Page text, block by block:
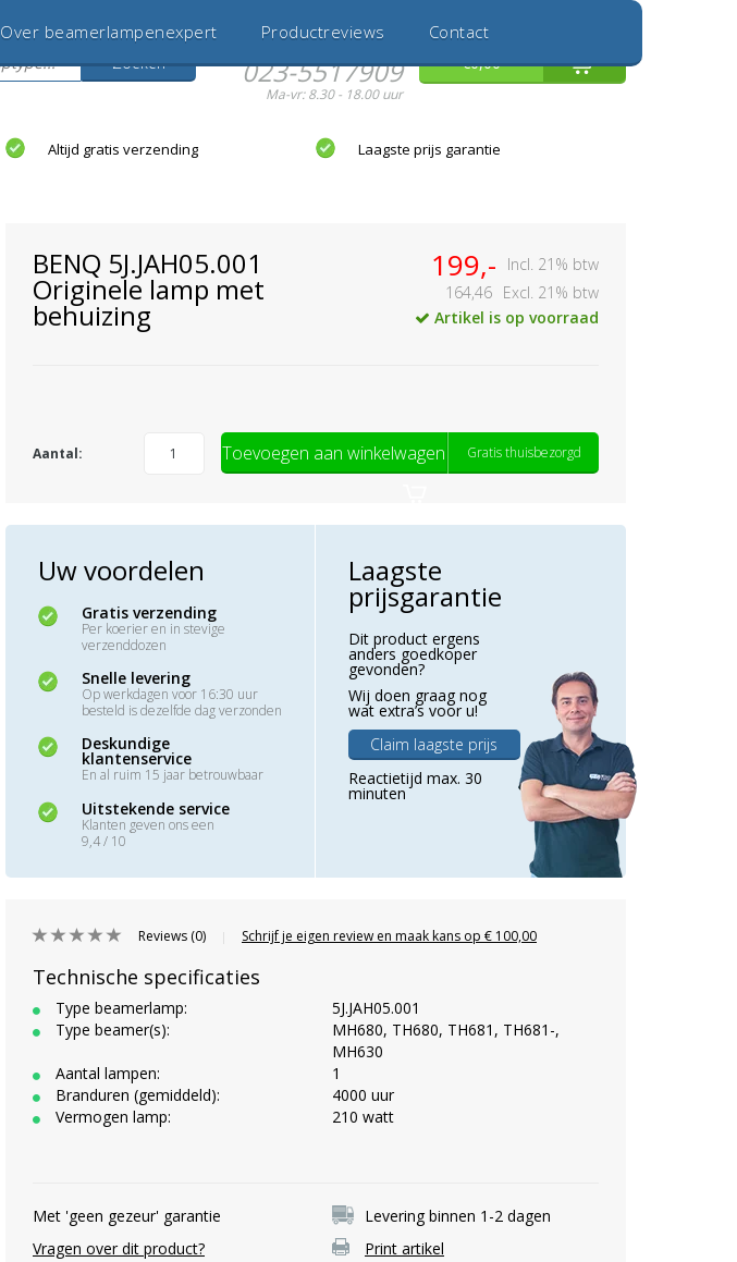
Inloggen
Zoeken
Hulp nodig?
023-5517909
Ma-vr: 8.30 - 18.00 uur
€0,00
Over beamerlampenexpert Productreviews Contact
Altijd gratis verzending Laagste prijs garantie
BENQ 5J.JAH05.001
Originele lamp met
behuizing
199,-
Incl. 21% btw
164,46 Excl. 21% btw
Artikel is op voorraad
Aantal: Toevoegen aan winkelwagen Gratis thuisbezorgd
Uw voordelen
Gratis verzending
Per koerier en in stevige
verzenddozen
Snelle levering
Op werkdagen voor 16:30 uur
besteld is dezelfde dag verzonden
Deskundige
klantenservice
En al ruim 15 jaar betrouwbaar
Uitstekende service
Klanten geven ons een
9,4 / 10
Laagste
prijsgarantie
Dit product ergens
anders goedkoper
gevonden?
Wij doen graag nog
wat extra’s voor u!
Claim laagste prijs
Reactietijd max. 30
minuten
Reviews (0) Schrijf je eigen review en maak kans op € 100,00
Technische specificaties
Type beamerlamp:
5J.JAH05.001
Type beamer(s):
MH680, TH680, TH681, TH681-,
MH630
Aantal lampen:
1
Branduren (gemiddeld):
4000 uur
Vermogen lamp:
210 watt
Met 'geen gezeur' garantie
Levering binnen 1-2 dagen
Vragen over dit product?
Print artikel